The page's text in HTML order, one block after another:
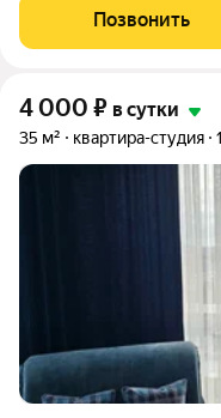
отдыха. Полноценные
Апартаменты полностью
Позвонить
4 000 ₽ в сутки
35 м² квартира-студия